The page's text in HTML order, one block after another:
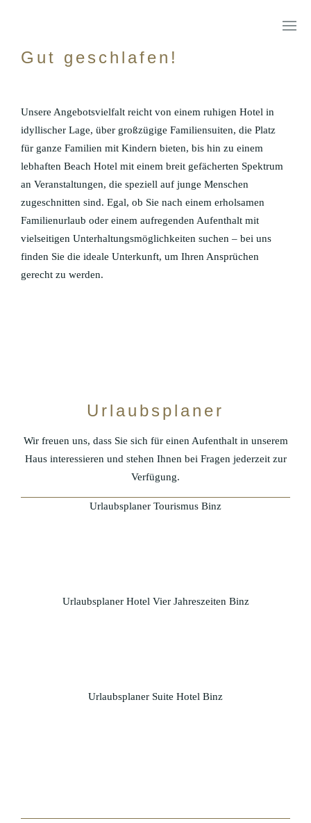
HOTEL VIER JAHRESZEITEN
BYNTZE 1318
FITNESS
Gut geschlafen!
Unsere Angebotsvielfalt reicht von einem ruhigen Hotel in
idyllischer Lage, über großzügige Familiensuiten, die Platz
für ganze Familien mit Kindern bieten, bis hin zu einem
lebhaften Beach Hotel mit einem breit gefächerten Spektrum
an Veranstaltungen, die speziell auf junge Menschen
zugeschnitten sind. Egal, ob Sie nach einem erholsamen
Familienurlaub oder einem aufregenden Aufenthalt mit
vielseitigen Unterhaltungsmöglichkeiten suchen – bei uns
finden Sie die ideale Unterkunft, um Ihren Ansprüchen
gerecht zu werden.
Urlaubsplaner
Wir freuen uns, dass Sie sich für einen Aufenthalt in unserem
Haus interessieren und stehen Ihnen bei Fragen jederzeit zur
Verfügung.
Urlaubsplaner Tourismus Binz
Urlaubsplaner Hotel Vier Jahreszeiten Binz
Urlaubsplaner Suite Hotel Binz